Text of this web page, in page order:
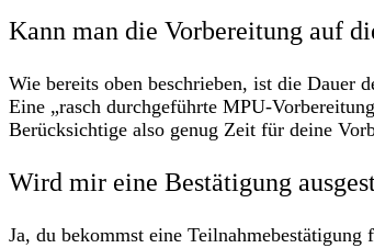
Kann man die Vorbereitung auf
Wie bereits oben beschrieben, ist die Dauer
Eine „rasch durchgeführte MPU-
Berücksichtige also genug Zeit für deine
Wird mir eine Bestätigung
Ja, du bekommst eine